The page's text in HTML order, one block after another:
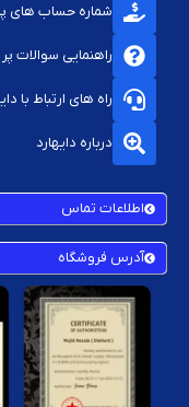
شماره حساب های
راهنمایی سوالات پر
راه های ارتباط با
درباره دایهارد
اطلاعات تماس
آدرس فروشگاه